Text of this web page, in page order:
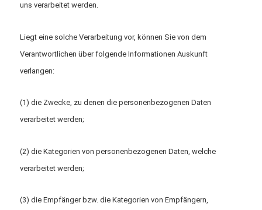
uns verarbeitet werden.
Liegt eine solche Verarbeitung vor, können Sie von dem
Verantwortlichen über folgende Informationen Auskunft
verlangen:
(1) die Zwecke, zu denen die personenbezogenen Daten
verarbeitet werden;
(2) die Kategorien von personenbezogenen Daten, welche
verarbeitet werden;
(3) die Empfänger bzw. die Kategorien von Empfängern,